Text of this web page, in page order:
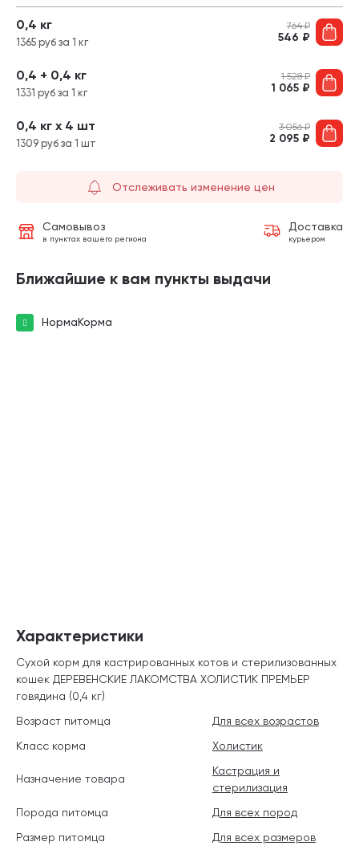
0,4 кг
1365 руб за 1 кг
764₽
546 ₽
0,4 + 0,4 кг
1331 руб за 1 кг
1 528₽
1 065 ₽
0,4 кг х 4 шт
1309 руб за 1 шт
3 056₽
2 095 ₽
Отслеживать изменение цен
Самовывоз
в пунктах вашего региона
Доставка
курьером
Ближайшие к вам пункты выдачи
НормаКорма
Характеристики
Сухой корм для кастрированных котов и стерилизованных
кошек ДЕРЕВЕНСКИЕ ЛАКОМСТВА ХОЛИСТИК ПРЕМЬЕР
говядина (0,4 кг)
Возраст питомца
Для всех возрастов
Класс корма
Холистик
Назначение товара
Кастрация и
стерилизация
Порода питомца
Для всех пород
Размер питомца
Для всех размеров